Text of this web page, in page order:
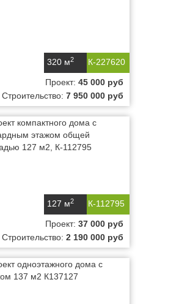
К-227620
320 м2
Проект: 45 000 руб
Строительство: 7 950 000 руб
К-112795
127 м2
Проект: 37 000 руб
Строительство: 2 190 000 руб